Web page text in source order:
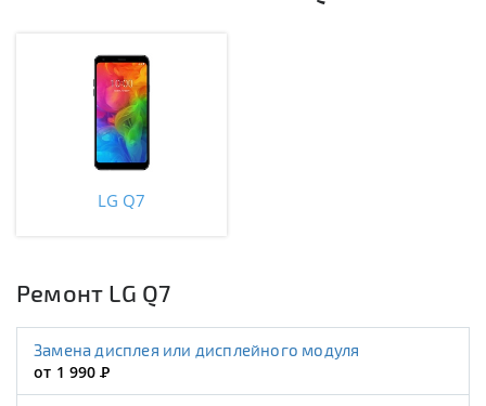
LG Q7
Ремонт LG Q7
Замена дисплея или дисплейного модуля
от 1 990Р